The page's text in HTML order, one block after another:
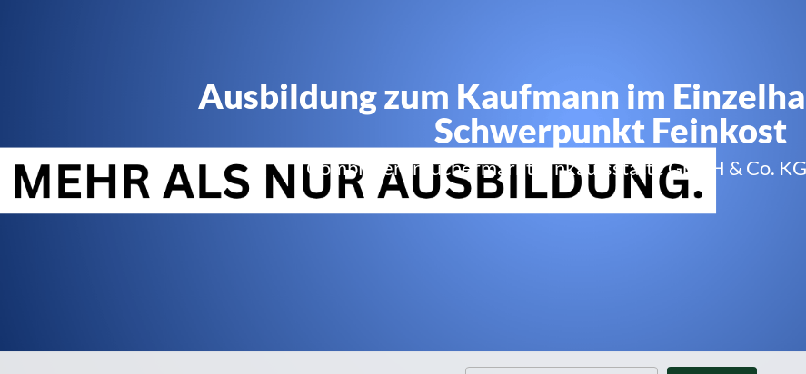
Ausbildung zum Kaufmann im
Schwerpunkt Feinkost
Combi-Verbrauchermarkt Einkaufsstätte GmbH & Co.